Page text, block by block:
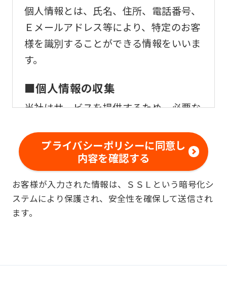
個人情報とは、氏名、住所、電話番号、
Ｅメールアドレス等により、特定のお客
様を識別することができる情報をいいま
す。
■個人情報の収集
当社はサービスを提供するため、必要な
客様の個人情報を収集いたします。
■個人情報の利用
お客様からお預かりした個人情報は、以
下の目的で使用させて頂きます。また、
違法または不当な行為を助長し、または
プライバシーポリシーに同意し
内容を確認する
お客様が入力された情報は、ＳＳＬという暗号化シ
ステムにより保護され、安全性を確保して送信され
ます。